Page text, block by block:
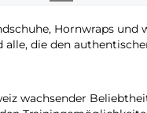
Hornwraps und
die den
wachsender